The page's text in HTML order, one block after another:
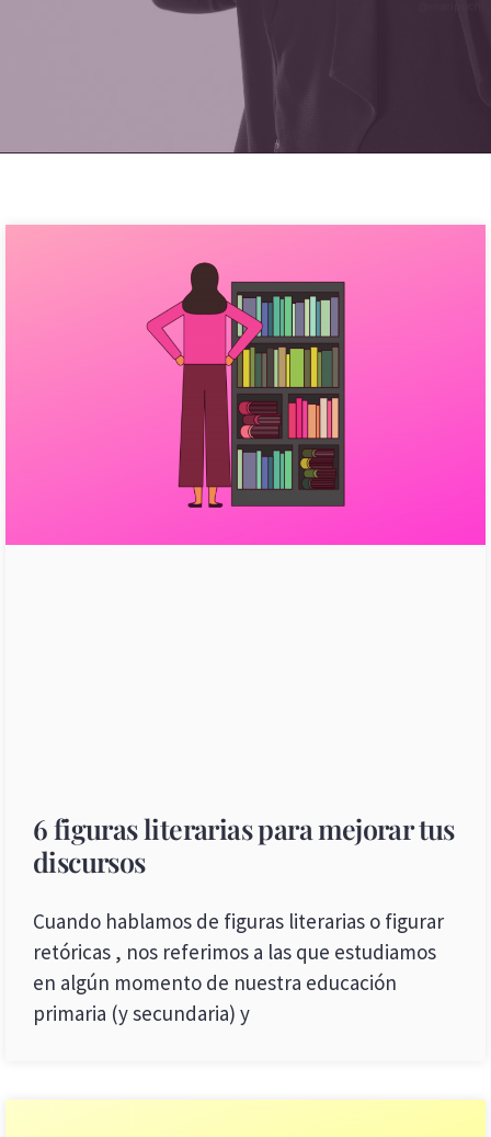
6 figuras literarias para mejorar tus
discursos
Cuando hablamos de figuras literarias o figurar
retóricas , nos referimos a las que estudiamos
en algún momento de nuestra educación
primaria (y secundaria) y